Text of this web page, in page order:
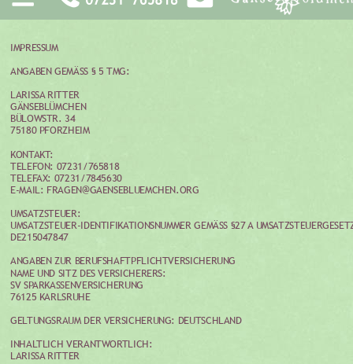
IMPRESSUM
ANGABEN GEMÄSS § 5 TMG:
LARISSA RITTER
GÄNSEBLÜMCHEN
BÜLOWSTR. 34
75180 PFORZHEIM
KONTAKT:
TELEFON: 07231/765818
TELEFAX: 07231/7845630
E-MAIL: FRAGEN@GAENSEBLUEMCHEN.ORG
UMSATZSTEUER:
UMSATZSTEUER-IDENTIFIKATIONSNUMMER GEMÄSS §27 A
DE215047847
ANGABEN ZUR BERUFSHAFTPFLICHTVERSICHERUNG
NAME UND SITZ DES VERSICHERERS:
SV SPARKASSENVERSICHERUNG
76125 KARLSRUHE
GELTUNGSRAUM DER VERSICHERUNG: DEUTSCHLAND
INHALTLICH VERANTWORTLICH:
LARISSA RITTER